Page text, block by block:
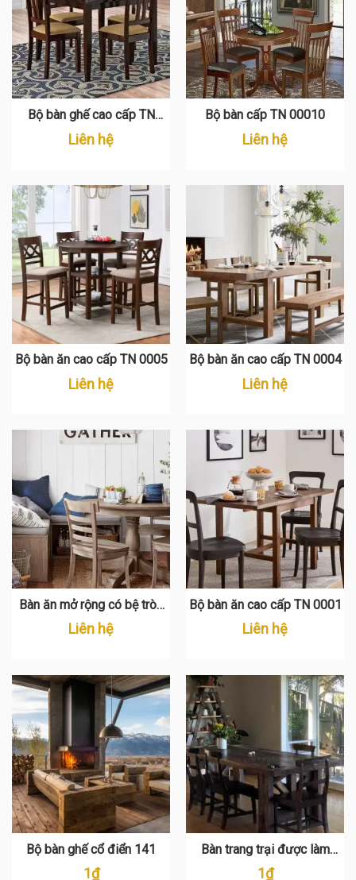
Bộ bàn ghế cao cấp TN
0007
Liên hệ
Bộ bàn cấp TN 00010
Liên hệ
Bộ bàn ăn cao cấp TN 0005
Liên hệ
Bộ bàn ăn cao cấp TN 0004
Liên hệ
Bàn ăn mở rộng có bệ tròn
TN 0002
Liên hệ
Bộ bàn ăn cao cấp TN 0001
Liên hệ
Bộ bàn ghế cổ điển 141
1₫
Bàn trang trại được làm
bằng tay bằng gỗ PR 119
1₫